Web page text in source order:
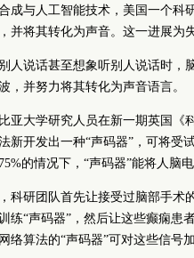
成与人工智能技术，美国一个科
并将其转化为声音。这一进展为
人说话甚至想象听别人说话时，
，并努力将其转化为声音语言。
亚大学研究人员在新一期英国《
新开发出一种“声码器”，可将受
的情况下，“声码器”能将人脑
科研团队首先让接受过脑部手术
练“声码器”，然后让这些癫痫患
络算法的“声码器”可对这些信号